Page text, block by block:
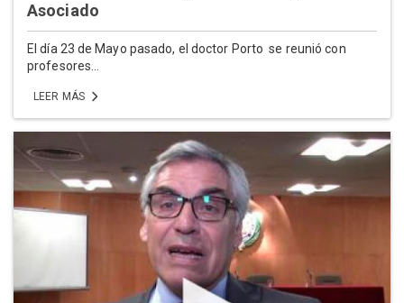
Asociado
El día 23 de Mayo pasado, el doctor Porto se reunió con
profesores...
LEER MÁS